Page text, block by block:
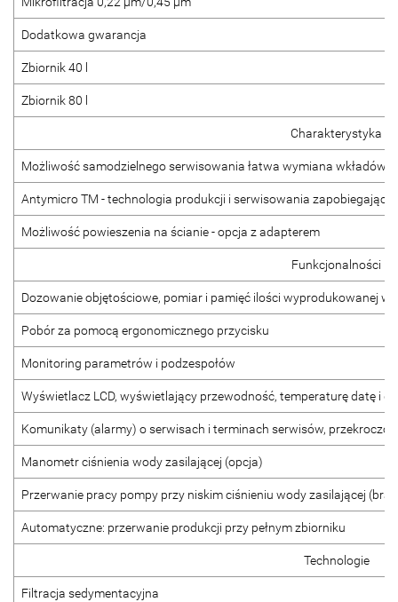
Dodatkowa gwarancja
Zbiornik 40 l
Zbiornik 80 l
Charakterystyka
Możliwość samodzielnego serwisowania łatwa wymiana wkładów
Antymicro TM - technologia produkcji i serwisowania
Możliwość powieszenia na ścianie - opcja z adapterem
Funkcjonalności
Dozowanie objętościowe, pomiar i pamięć ilości wyprodukowanej
Pobór za pomocą ergonomicznego przycisku
Monitoring parametrów i podzespołów
Wyświetlacz LCD, wyświetlający przewodność, temperaturę datę i
Komunikaty (alarmy) o serwisach i terminach serwisów,
Manometr ciśnienia wody zasilającej (opcja)
Przerwanie pracy pompy przy niskim ciśnieniu wody zasilającej
Automatyczne: przerwanie produkcji przy pełnym zbiorniku
Technologie
Filtracja sedymentacyjna